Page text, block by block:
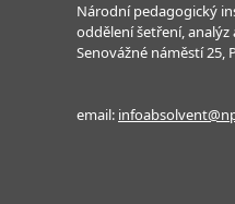
Národní pedagogický
oddělení šetření, analýz
Senovážné náměstí 25,
email: